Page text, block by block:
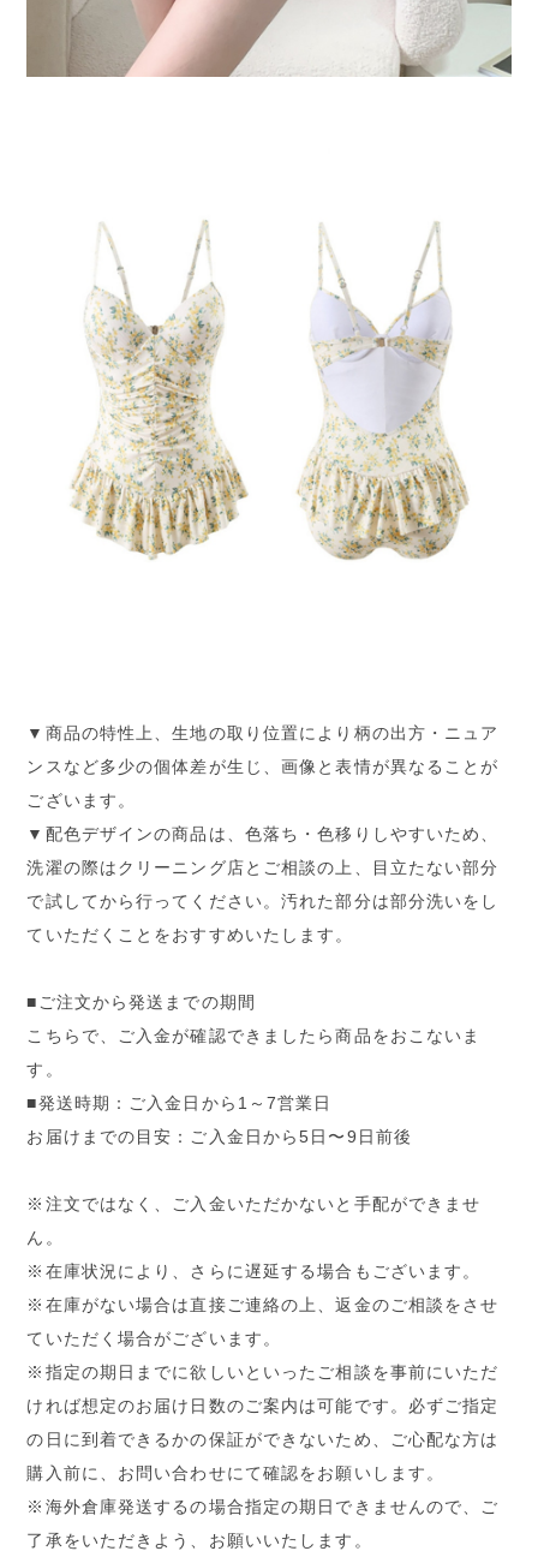
▼商品の特性上、生地の取り位置により柄の出方・ニュア
ンスなど多少の個体差が生じ、画像と表情が異なることが
ございます。
▼配色デザインの商品は、色落ち・色移りしやすいため、
洗濯の際はクリーニング店とご相談の上、目立たない部分
で試してから行ってください。汚れた部分は部分洗いをし
ていただくことをおすすめいたします。
■ご注文から発送までの期間
こちらで、ご入金が確認できましたら商品をおこないま
す。
■発送時期：ご入金日から1～7営業日
お届けまでの目安：ご入金日から5日〜9日前後
※注文ではなく、ご入金いただかないと手配ができませ
ん。
※在庫状況により、さらに遅延する場合もございます。
※在庫がない場合は直接ご連絡の上、返金のご相談をさせ
ていただく場合がございます。
※指定の期日までに欲しいといったご相談を事前にいただ
ければ想定のお届け日数のご案内は可能です。必ずご指定
の日に到着できるかの保証ができないため、ご心配な方は
購入前に、お問い合わせにて確認をお願いします。
※海外倉庫発送するの場合指定の期日できませんので、ご
了承をいただきよう、お願いいたします。